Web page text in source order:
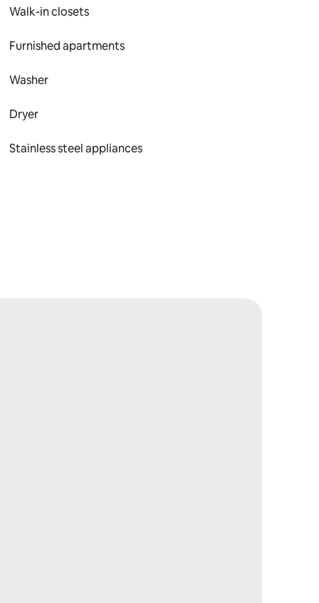
Walk-in closets
Furnished apartments
Washer
Dryer
Stainless steel appliances